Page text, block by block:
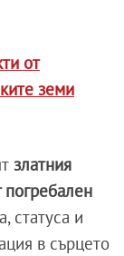
от
земи
златния
погребален
статуса и
в сърцето